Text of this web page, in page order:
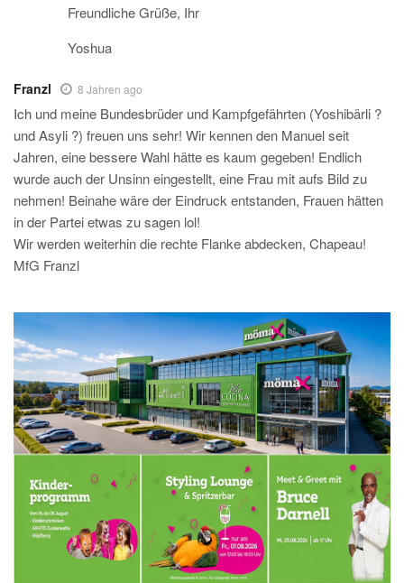
Freundliche Grüße, Ihr
Yoshua
Franzl 8 Jahren ago
Ich und meine Bundesbrüder und Kampfgefährten (Yoshibärli ?
und Asyli ?) freuen uns sehr! Wir kennen den Manuel seit
Jahren, eine bessere Wahl hätte es kaum gegeben! Endlich
wurde auch der Unsinn eingestellt, eine Frau mit aufs Bild zu
nehmen! Beinahe wäre der Eindruck entstanden, Frauen hätten
in der Partei etwas zu sagen lol!
Wir werden weiterhin die rechte Flanke abdecken, Chapeau!
MfG Franzl